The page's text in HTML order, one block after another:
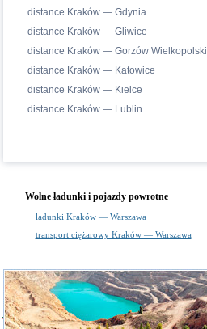
distance Kraków — Gdynia
distance Kraków — Gliwice
distance Kraków — Gorzów Wielkopolski
distance Kraków — Katowice
distance Kraków — Kielce
distance Kraków — Lublin
Wolne ładunki i pojazdy powrotne
ładunki Kraków — Warszawa
transport ciężarowy Kraków — Warszawa